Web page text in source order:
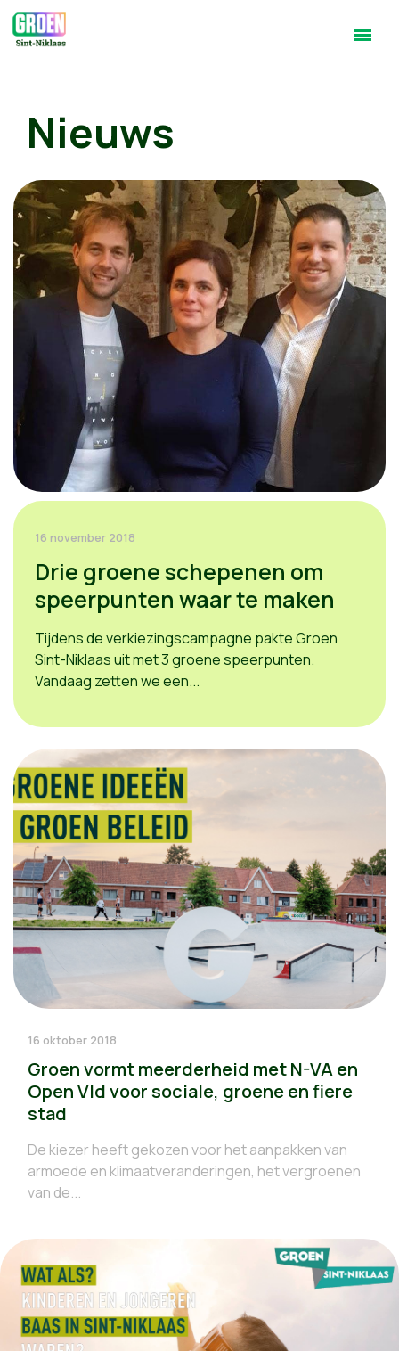
Nieuws
16 november 2018
Drie groene schepenen om
speerpunten waar te maken
Tijdens de verkiezingscampagne pakte Groen
Sint-Niklaas uit met 3 groene speerpunten.
Vandaag zetten we een...
16 oktober 2018
Groen vormt meerderheid met N-VA en
Open Vld voor sociale, groene en fiere
stad
De kiezer heeft gekozen voor het aanpakken van
armoede en klimaatveranderingen, het vergroenen
van de...